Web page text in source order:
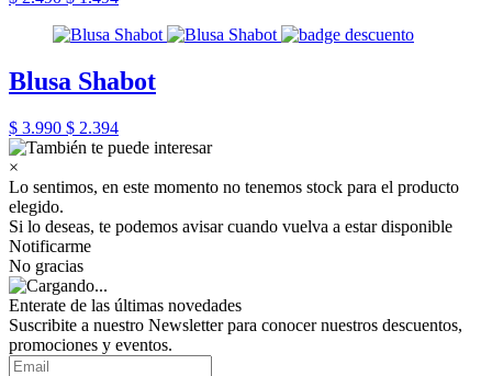
Blusa Shabot
$ 3.990 $ 2.394
×
Lo sentimos, en este momento no tenemos stock para el producto
elegido.
Si lo deseas, te podemos avisar cuando vuelva a estar disponible
Notificarme
No gracias
Enterate de las últimas novedades
Suscribite a nuestro Newsletter para conocer nuestros descuentos,
promociones y eventos.